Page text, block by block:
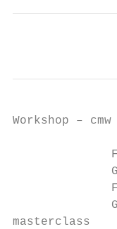
Workshop – cmw
masterclass